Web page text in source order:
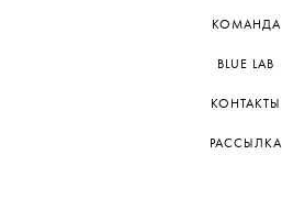
КОМАНДА
BLUE LAB
КОНТАКТЫ
РАССЫЛКА